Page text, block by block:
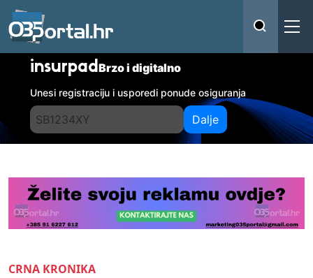
insurpadBrzo i digitalno
Unesi registraciju i usporedi ponude osiguranja
Dalje
CRNA KRONIKA